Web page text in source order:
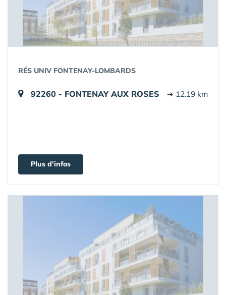
RÉS UNIV FONTENAY-LOMBARDS
92260 - FONTENAY AUX ROSES ➔ 12.19 km
Plus d'infos